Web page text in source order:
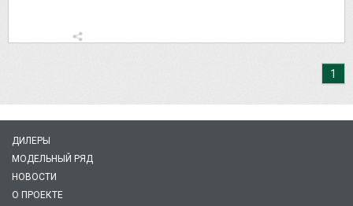
1
ДИЛЕРЫ
МОДЕЛЬНЫЙ РЯД
НОВОСТИ
О ПРОЕКТЕ